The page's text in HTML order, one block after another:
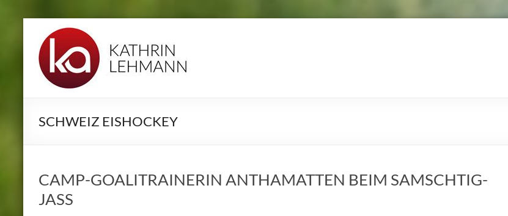
Inhalt
springen
KA
SPORTS
CAMPS
zu
Camps
von
SCHWEIZ EISHOCKEY
CAMP-GOALITRAINERIN ANTHAMATTEN BEIM SAMSCHTIG-
JASS